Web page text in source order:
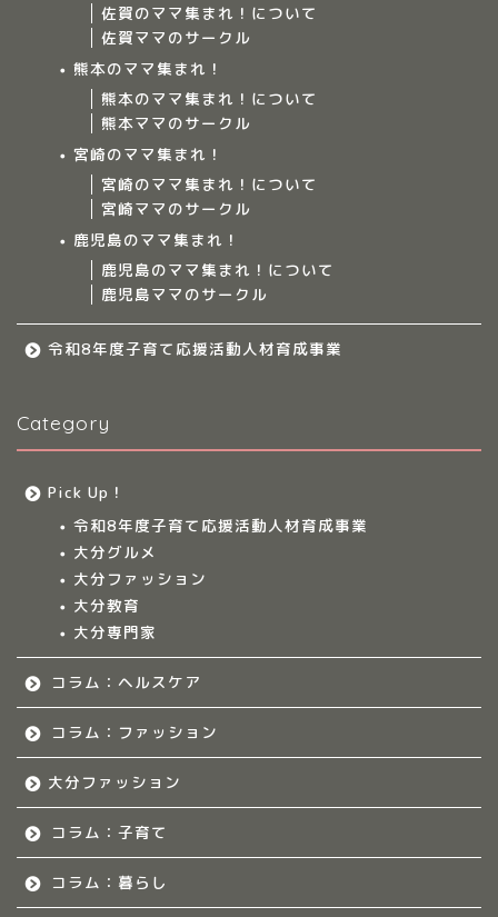
佐賀のママ集まれ！について
佐賀ママのサークル
熊本のママ集まれ！
熊本のママ集まれ！について
熊本ママのサークル
宮崎のママ集まれ！
宮崎のママ集まれ！について
宮崎ママのサークル
鹿児島のママ集まれ！
鹿児島のママ集まれ！について
鹿児島ママのサークル
令和8年度子育て応援活動人材育成事業
Category
Pick Up！
令和8年度子育て応援活動人材育成事業
大分グルメ
大分ファッション
大分教育
大分専門家
コラム：ヘルスケア
コラム：ファッション
大分ファッション
コラム：子育て
コラム：暮らし
ママ集まれ！について
ママ集まれ！スタッフ
九州のママ集まれ！
大分のママ集まれ！
福岡のママ集まれ！につ
佐賀のママ集まれ！につ